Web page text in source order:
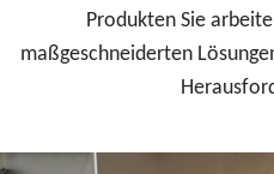
Produkten Sie
maßgeschneiderten